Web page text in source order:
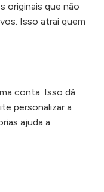
originais que não
Isso atrai quem
conta. Isso dá
personalizar a
ajuda a